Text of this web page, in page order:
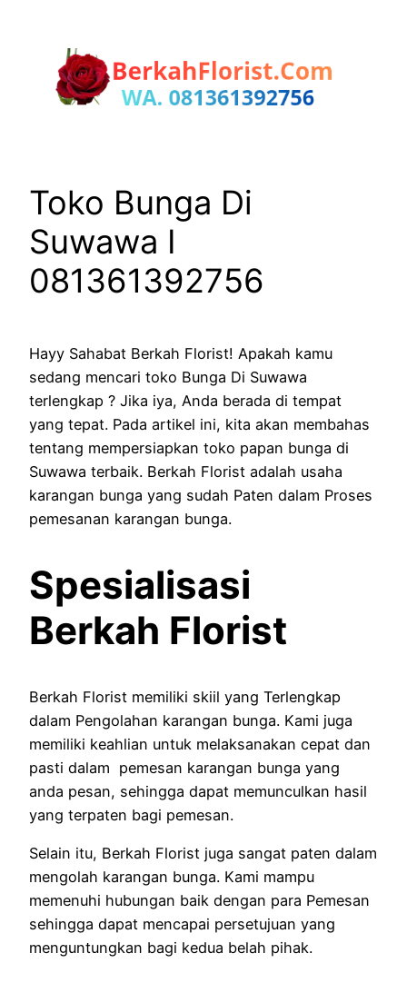
Toko Bunga Di
Suwawa I
081361392756
Hayy Sahabat Berkah Florist! Apakah kamu
sedang mencari toko Bunga Di Suwawa
terlengkap ? Jika iya, Anda berada di tempat
yang tepat. Pada artikel ini, kita akan membahas
tentang mempersiapkan toko papan bunga di
Suwawa terbaik. Berkah Florist adalah usaha
karangan bunga yang sudah Paten dalam Proses
pemesanan karangan bunga.
Spesialisasi
Berkah Florist
Berkah Florist memiliki skiil yang Terlengkap
dalam Pengolahan karangan bunga. Kami juga
memiliki keahlian untuk melaksanakan cepat dan
pasti dalam pemesan karangan bunga yang
anda pesan, sehingga dapat memunculkan hasil
yang terpaten bagi pemesan.
Selain itu, Berkah Florist juga sangat paten dalam
mengolah karangan bunga. Kami mampu
memenuhi hubungan baik dengan para Pemesan
sehingga dapat mencapai persetujuan yang
menguntungkan bagi kedua belah pihak.